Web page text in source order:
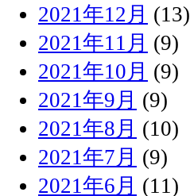
2021年12月 (13)
2021年11月 (9)
2021年10月 (9)
2021年9月 (9)
2021年8月 (10)
2021年7月 (9)
2021年6月 (11)